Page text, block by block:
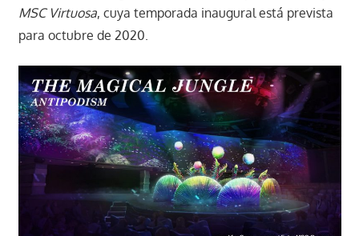
MSC Virtuosa, cuya temporada inaugural está prevista
para octubre de 2020.